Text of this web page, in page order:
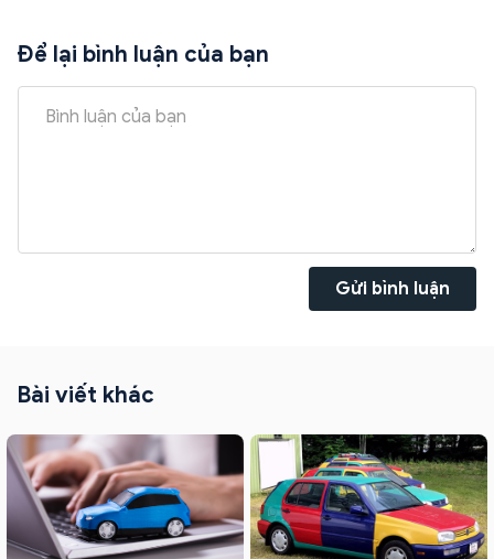
Để lại bình luận của bạn
Gửi bình luận
Bài viết khác